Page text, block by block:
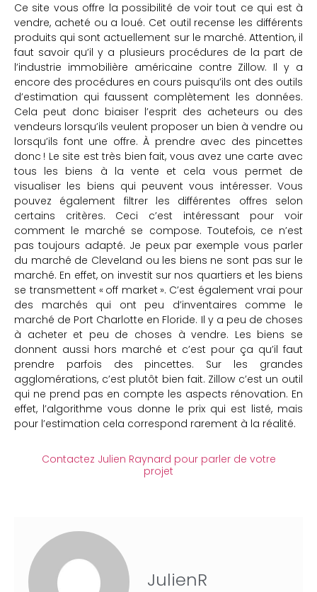
Ce site vous offre la possibilité de voir tout ce qui est à
vendre, acheté ou a loué. Cet outil recense les différents
produits qui sont actuellement sur le marché. Attention, il
faut savoir qu’il y a plusieurs procédures de la part de
l’industrie immobilière américaine contre Zillow. Il y a
encore des procédures en cours puisqu’ils ont des outils
d’estimation qui faussent complètement les données.
Cela peut donc biaiser l’esprit des acheteurs ou des
vendeurs lorsqu’ils veulent proposer un bien à vendre ou
lorsqu’ils font une offre. À prendre avec des pincettes
donc ! Le site est très bien fait, vous avez une carte avec
tous les biens à la vente et cela vous permet de
visualiser les biens qui peuvent vous intéresser. Vous
pouvez également filtrer les différentes offres selon
certains critères. Ceci c’est intéressant pour voir
comment le marché se compose. Toutefois, ce n’est
pas toujours adapté. Je peux par exemple vous parler
du marché de Cleveland ou les biens ne sont pas sur le
marché. En effet, on investit sur nos quartiers et les biens
se transmettent « off market ». C’est également vrai pour
des marchés qui ont peu d’inventaires comme le
marché de Port Charlotte en Floride. Il y a peu de choses
à acheter et peu de choses à vendre. Les biens se
donnent aussi hors marché et c’est pour ça qu’il faut
prendre parfois des pincettes. Sur les grandes
agglomérations, c’est plutôt bien fait. Zillow c’est un outil
qui ne prend pas en compte les aspects rénovation. En
effet, l’algorithme vous donne le prix qui est listé, mais
pour l’estimation cela correspond rarement à la réalité.
Contactez Julien Raynard pour parler de votre
projet
JulienR